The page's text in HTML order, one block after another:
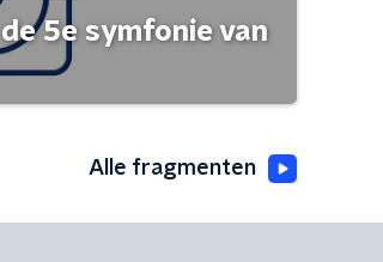
5e symfonie van
Alle fragmenten